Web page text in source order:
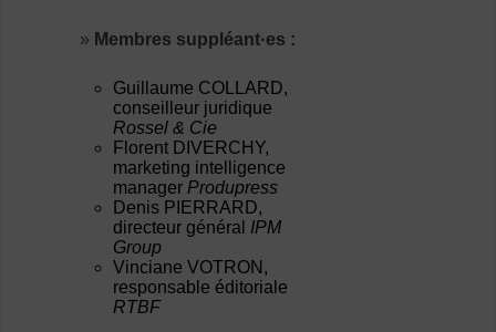
» Membres suppléant·es :
Guillaume COLLARD,
conseilleur juridique
Rossel & Cie
Florent DIVERCHY,
marketing intelligence
manager Produpress
Denis PIERRARD,
directeur général IPM
Group
Vinciane VOTRON,
responsable éditoriale
RTBF